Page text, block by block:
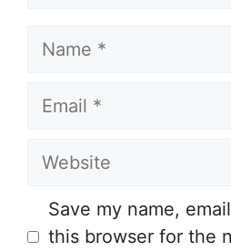
Name
Email
Website
Save my name,
this browser for the